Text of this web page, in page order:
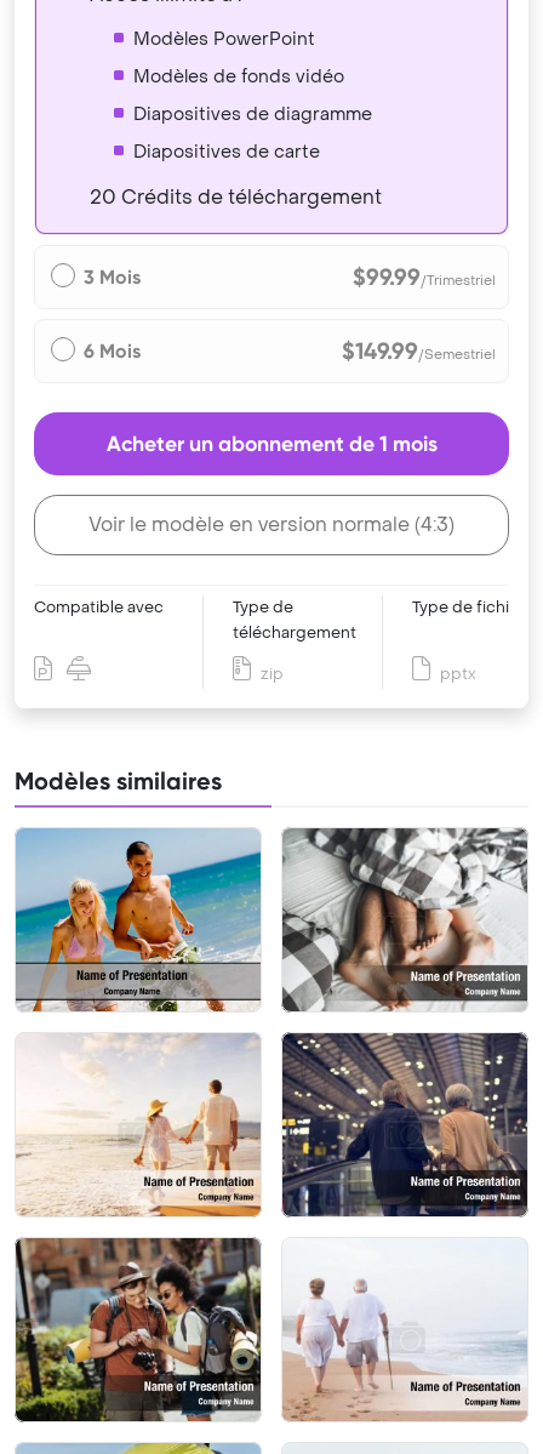
Modèles PowerPoint
Modèles de fonds vidéo
Diapositives de diagramme
Diapositives de carte
20 Crédits de téléchargement
3 Mois $99.99/Trimestriel
6 Mois $149.99/Semestriel
Acheter un abonnement de 1 mois
Voir le modèle en version normale (4:3)
Compatible avec
Type de
téléchargement
zip
Type de fichier
pptx
Modèles similaires